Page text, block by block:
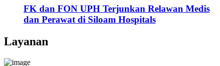
FK dan FON UPH Terjunkan Relawan Medis
dan Perawat di Siloam Hospitals
Layanan